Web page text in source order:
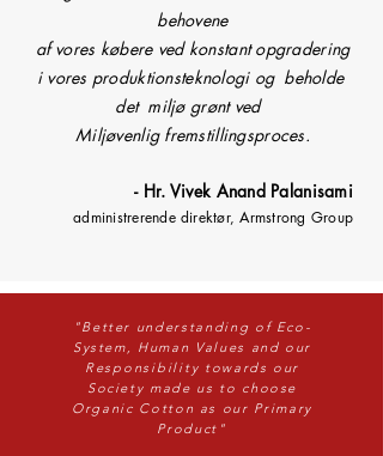
behovene
af vores købere ved konstant opgradering
i vores produktionsteknologi og beholde
det miljø grønt ved
Miljøvenlig fremstillingsproces.
- Hr. Vivek Anand Palanisami
administrerende direktør, Armstrong Group
"Better understanding of Eco-
System, Human Values and our
Responsibility towards our
Society made us to choose
Organic Cotton as our Primary
Product"